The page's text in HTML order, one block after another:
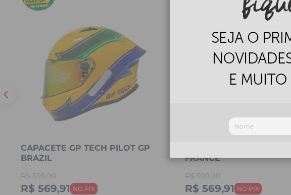
CAPACETE GP TECH PILOT GP
BRAZIL
R$ 599,90
R$ 569,91
FRANCE
R$ 599,90
R$ 569,91